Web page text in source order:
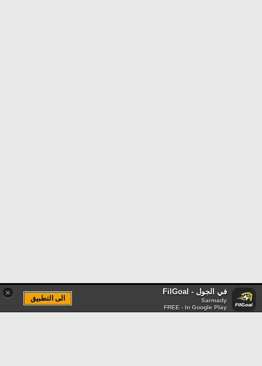
× في الجول - FilGoal
Sarmady
FREE - In Google Play
الى التطبيق